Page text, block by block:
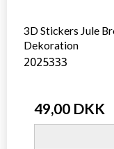
3D Stickers Jule
Dekoration
2025333
49,00 DKK